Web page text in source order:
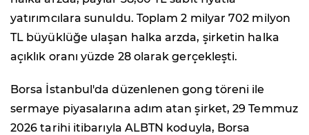
yatırımcılara sunuldu. Toplam 2 milyar 702 milyon
TL büyüklüğe ulaşan halka arzda, şirketin halka
açıklık oranı yüzde 28 olarak gerçekleşti.
Borsa İstanbul'da düzenlenen gong töreni ile
sermaye piyasalarına adım atan şirket, 29 Temmuz
2026 tarihi itibarıyla ALBTN koduyla, Borsa